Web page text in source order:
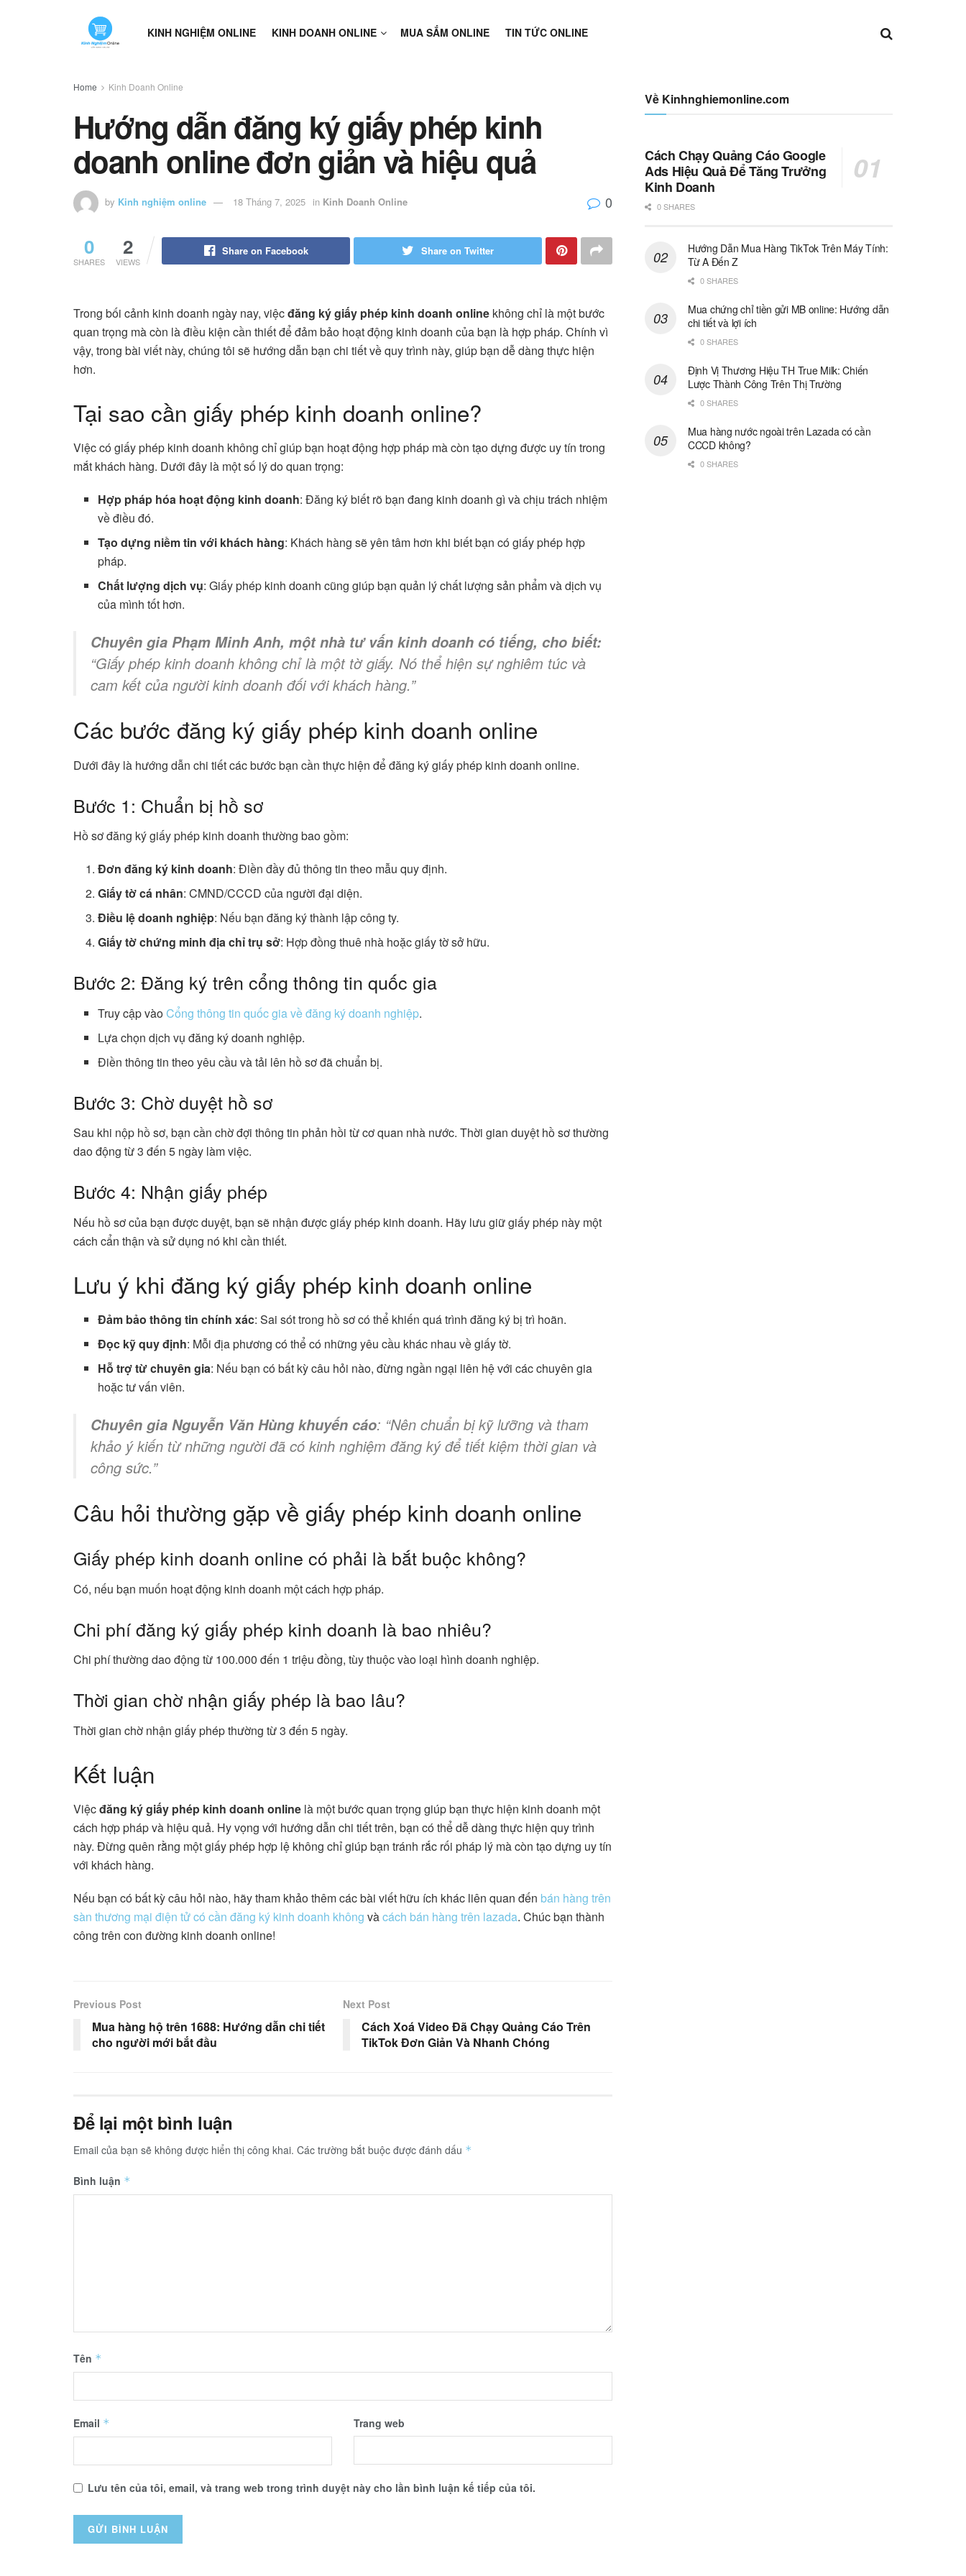
KINH NGHIỆM ONLINE KINH DOANH ONLINE MUA SẮM ONLINE TIN TỨC ONLINE
Home Kinh Doanh Online
Hướng dẫn đăng ký giấy phép kinh
doanh online đơn giản và hiệu quả
by Kinh nghiệm online 18 Tháng 7, 2025 in Kinh Doanh Online 0
0
SHARES
2
VIEWS
Share on Facebook Share on Twitter
Trong bối cảnh kinh doanh ngày nay, việcđăng ký giấy phép kinh doanh online không chỉ là một bước
quan trọng mà còn là điều kiện cần thiết để đảm bảo hoạt động kinh doanh của bạn là hợp pháp. Chính vì
vậy, trong bài viết này, chúng tôi sẽ hướng dẫn bạn chi tiết về quy trình này, giúp bạn dễ dàng thực hiện
hơn.
Tại sao cần giấy phép kinh doanh online?
Việc có giấy phép kinh doanh không chỉ giúp bạn hoạt động hợp pháp mà còn tạo dựng được uy tín trong
mắt khách hàng. Dưới đây là một số lý do quan trọng:
Hợp pháp hóa hoạt động kinh doanh: Đăng ký biết rõ bạn đang kinh doanh gì và chịu trách nhiệm
về điều đó.
Tạo dựng niềm tin với khách hàng: Khách hàng sẽ yên tâm hơn khi biết bạn có giấy phép hợp
pháp.
Chất lượng dịch vụ: Giấy phép kinh doanh cũng giúp bạn quản lý chất lượng sản phẩm và dịch vụ
của mình tốt hơn.
Chuyên gia Phạm Minh Anh, một nhà tư vấn kinh doanh có tiếng, cho biết:
“Giấy phép kinh doanh không chỉ là một tờ giấy. Nó thể hiện sự nghiêm túc và
cam kết của người kinh doanh đối với khách hàng.”
Các bước đăng ký giấy phép kinh doanh online
Dưới đây là hướng dẫn chi tiết các bước bạn cần thực hiện để đăng ký giấy phép kinh doanh online.
Bước 1: Chuẩn bị hồ sơ
Hồ sơ đăng ký giấy phép kinh doanh thường bao gồm:
Đơn đăng ký kinh doanh: Điền đầy đủ thông tin theo mẫu quy định.
Giấy tờ cá nhân: CMND/CCCD của người đại diện.
Điều lệ doanh nghiệp: Nếu bạn đăng ký thành lập công ty.
Giấy tờ chứng minh địa chỉ trụ sở: Hợp đồng thuê nhà hoặc giấy tờ sở hữu.
Bước 2: Đăng ký trên cổng thông tin quốc gia
Truy cập vàoCổng thông tin quốc gia về đăng ký doanh nghiệp.
Lựa chọn dịch vụ đăng ký doanh nghiệp.
Điền thông tin theo yêu cầu và tải lên hồ sơ đã chuẩn bị.
Bước 3: Chờ duyệt hồ sơ
Sau khi nộp hồ sơ, bạn cần chờ đợi thông tin phản hồi từ cơ quan nhà nước. Thời gian duyệt hồ sơ thường
dao động từ 3 đến 5 ngày làm việc.
Bước 4: Nhận giấy phép
Nếu hồ sơ của bạn được duyệt, bạn sẽ nhận được giấy phép kinh doanh. Hãy lưu giữ giấy phép này một
cách cẩn thận và sử dụng nó khi cần thiết.
Lưu ý khi đăng ký giấy phép kinh doanh online
Đảm bảo thông tin chính xác: Sai sót trong hồ sơ có thể khiến quá trình đăng ký bị trì hoãn.
Đọc kỹ quy định: Mỗi địa phương có thể có những yêu cầu khác nhau về giấy tờ.
Hỗ trợ từ chuyên gia: Nếu bạn có bất kỳ câu hỏi nào, đừng ngần ngại liên hệ với các chuyên gia
hoặc tư vấn viên.
Chuyên gia Nguyễn Văn Hùng khuyến cáo: “Nên chuẩn bị kỹ lưỡng và tham
khảo ý kiến từ những người đã có kinh nghiệm đăng ký để tiết kiệm thời gian và
công sức.”
Câu hỏi thường gặp về giấy phép kinh doanh online
Giấy phép kinh doanh online có phải là bắt buộc không?
Có, nếu bạn muốn hoạt động kinh doanh một cách hợp pháp.
Chi phí đăng ký giấy phép kinh doanh là bao nhiêu?
Chi phí thường dao động từ 100.000 đến 1 triệu đồng, tùy thuộc vào loại hình doanh nghiệp.
Thời gian chờ nhận giấy phép là bao lâu?
Thời gian chờ nhận giấy phép thường từ 3 đến 5 ngày.
Kết luận
Việcđăng ký giấy phép kinh doanh online là một bước quan trọng giúp bạn thực hiện kinh doanh một
cách hợp pháp và hiệu quả. Hy vọng với hướng dẫn chi tiết trên, bạn có thể dễ dàng thực hiện quy trình
này. Đừng quên rằng một giấy phép hợp lệ không chỉ giúp bạn tránh rắc rối pháp lý mà còn tạo dựng uy tín
với khách hàng.
Nếu bạn có bất kỳ câu hỏi nào, hãy tham khảo thêm các bài viết hữu ích khác liên quan đến bán hàng trên
sàn thương mại điện tử có cần đăng ký kinh doanh không vàcách bán hàng trên lazada. Chúc bạn thành
công trên con đường kinh doanh online!
Previous Post
Mua hàng hộ trên 1688: Hướng dẫn chi tiết
cho người mới bắt đầu
Next Post
Cách Xoá Video Đã Chạy Quảng Cáo Trên
TikTok Đơn Giản Và Nhanh Chóng
Để lại một bình luận
Email của bạn sẽ không được hiển thị công khai. Các trường bắt buộc được đánh dấu *
Bình luận *
Tên *
Email * Trang web
Lưu tên của tôi, email, và trang web trong trình duyệt này cho lần bình luận kế tiếp của tôi.
Về Kinhnghiemonline.com
Cách Chạy Quảng Cáo Google
Ads Hiệu Quả Để Tăng Trưởng
Kinh Doanh
0 SHARES
Hướng Dẫn Mua Hàng TikTok Trên Máy Tính:
Từ A Đến Z
0 SHARES
Mua chứng chỉ tiền gửi MB online: Hướng dẫn
chi tiết và lợi ích
0 SHARES
Định Vị Thương Hiệu TH True Milk: Chiến
Lược Thành Công Trên Thị Trường
0 SHARES
Mua hàng nước ngoài trên Lazada có cần
CCCD không?
0 SHARES